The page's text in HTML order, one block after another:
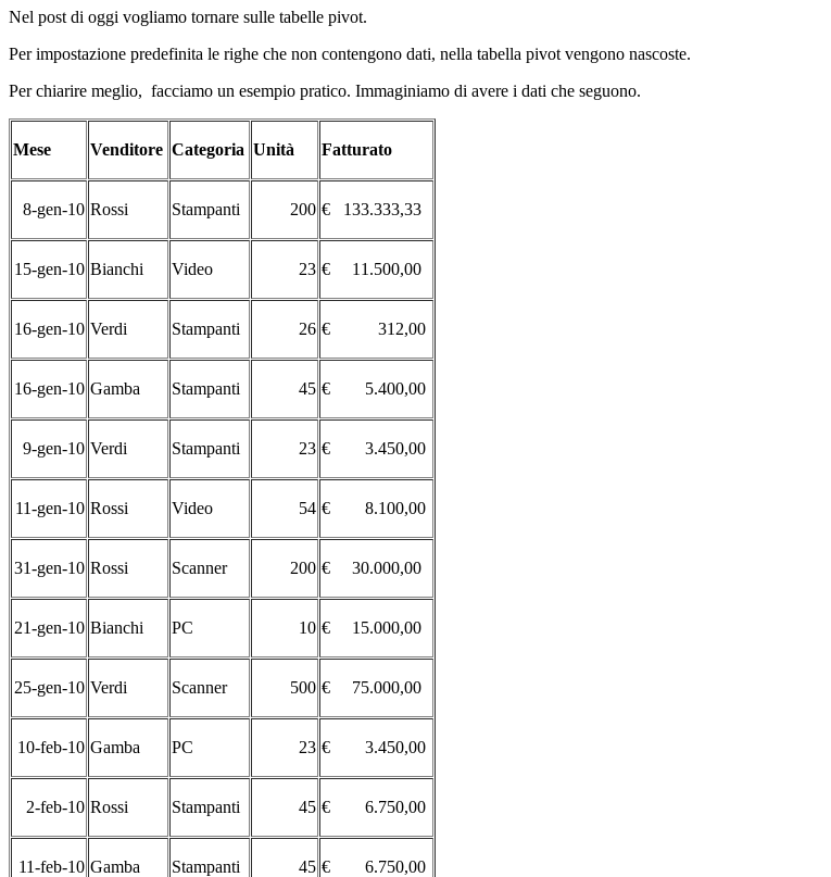
Nel post di oggi vogliamo tornare sulle tabelle pivot.
Per impostazione predefinita le righe che non contengono dati, nella tabella pivot vengono nascoste.
Per chiarire meglio, facciamo un esempio pratico. Immaginiamo di avere i dati che seguono.
Mese Venditore Categoria Unità Fatturato
8-gen-10 Rossi Stampanti 200 € 133.333,33
15-gen-10 Bianchi Video 23 € 11.500,00
16-gen-10 Verdi Stampanti 26 € 312,00
16-gen-10 Gamba Stampanti 45 € 5.400,00
9-gen-10 Verdi Stampanti 23 € 3.450,00
11-gen-10 Rossi Video 54 € 8.100,00
31-gen-10 Rossi Scanner 200 € 30.000,00
21-gen-10 Bianchi PC 10 € 15.000,00
25-gen-10 Verdi Scanner 500 € 75.000,00
10-feb-10 Gamba PC 23 € 3.450,00
2-feb-10 Rossi Stampanti 45 € 6.750,00
11-feb-10 Gamba Stampanti 45 € 6.750,00